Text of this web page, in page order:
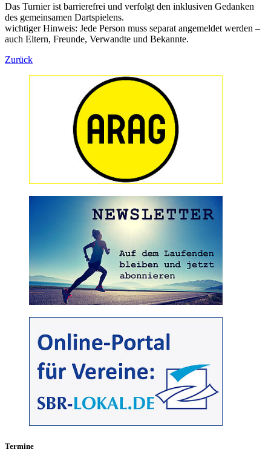
Das Turnier ist barrierefrei und verfolgt den inklusiven Gedanken
des gemeinsamen Dartspielens.
wichtiger Hinweis: Jede Person muss separat angemeldet werden –
auch Eltern, Freunde, Verwandte und Bekannte.
Zurück
Termine